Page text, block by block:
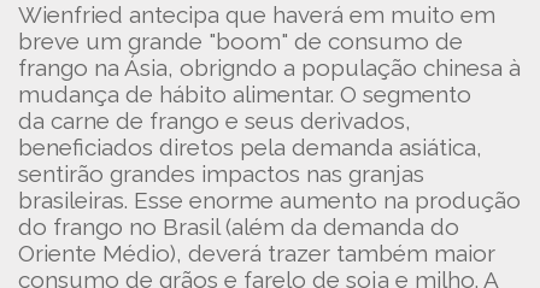
Wienfried antecipa que haverá em muito em
breve um grande "boom" de consumo de
frango na Ásia, obrigndo a população chinesa à
mudança de hábito alimentar. O segmento
da carne de frango e seus derivados,
beneficiados diretos pela demanda asiática,
sentirão grandes impactos nas granjas
brasileiras. Esse enorme aumento na produção
do frango no Brasil (além da demanda do
Oriente Médio), deverá trazer também maior
consumo de grãos e farelo de soja e milho. A